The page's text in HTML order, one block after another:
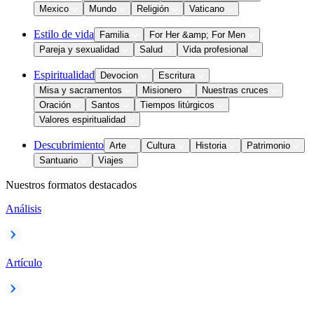
Mexico
Mundo Religión Vaticano
Estilo de vida Familia
For Her &amp; For Men
Pareja y sexualidad
Salud Vida profesional
Espiritualidad Devocion
Escritura
Misa y sacramentos
Misionero
Nuestras cruces
Oración
Santos
Tiempos litúrgicos
Valores espiritualidad
Descubrimiento Arte Cultura Historia
Patrimonio
Santuario
Viajes
Nuestros formatos destacados
Análisis
Artículo